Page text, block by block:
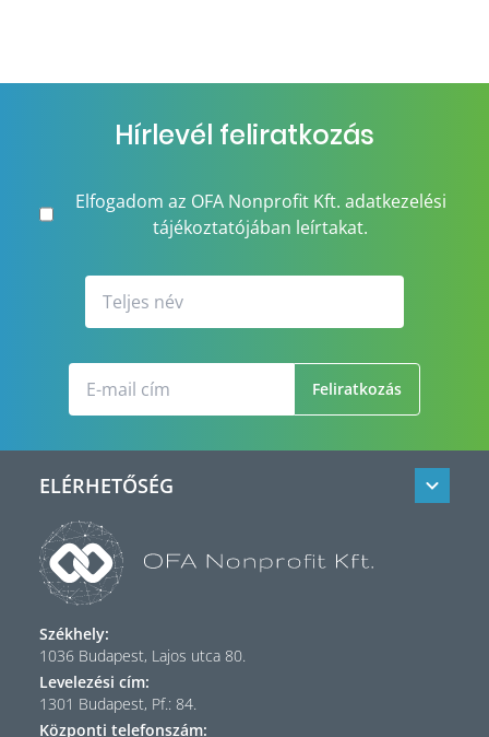
Hírlevél feliratkozás
Elfogadom az OFA Nonprofit Kft. adatkezelési
tájékoztatójában leírtakat.
Feliratkozás
ELÉRHETŐSÉG
Székhely:
1036 Budapest, Lajos utca 80.
Levelezési cím:
1301 Budapest, Pf.: 84.
Központi telefonszám: